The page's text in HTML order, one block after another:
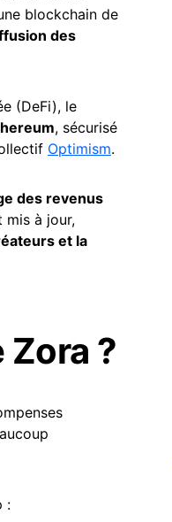
blockchain de
des
(DeFi), le
, sécurisé
Optimism.
des revenus
mis à jour,
et la
Zora ?
: